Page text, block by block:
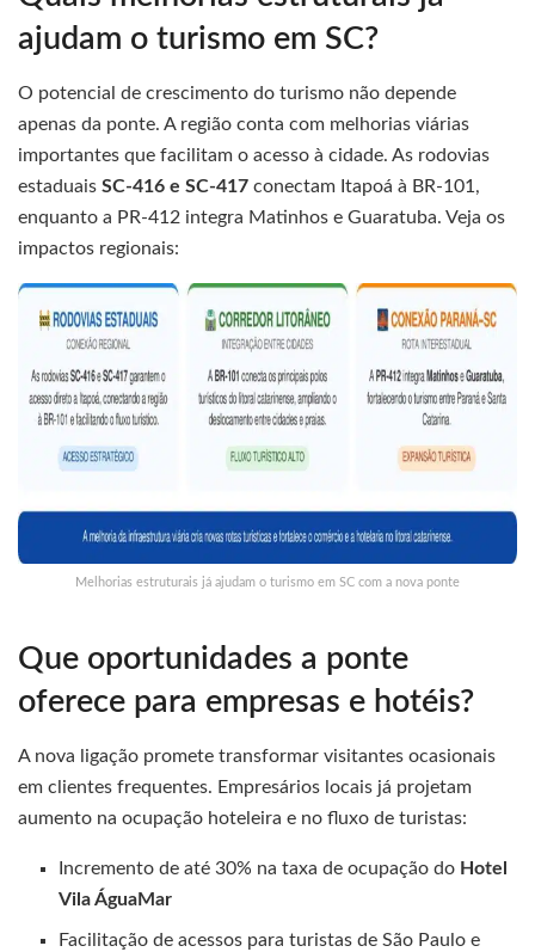
ajudam o turismo em SC?
O potencial de crescimento do turismo não depende
apenas da ponte. A região conta com melhorias viárias
importantes que facilitam o acesso à cidade. As rodovias
estaduais SC-416 e SC-417 conectam Itapoá à BR-101,
enquanto a PR-412 integra Matinhos e Guaratuba. Veja os
impactos regionais:
Melhorias estruturais já ajudam o turismo em SC com a nova ponte
Que oportunidades a ponte
oferece para empresas e hotéis?
A nova ligação promete transformar visitantes ocasionais
em clientes frequentes. Empresários locais já projetam
aumento na ocupação hoteleira e no fluxo de turistas:
Incremento de até 30% na taxa de ocupação do Hotel
Vila ÁguaMar
Facilitação de acessos para turistas de São Paulo e